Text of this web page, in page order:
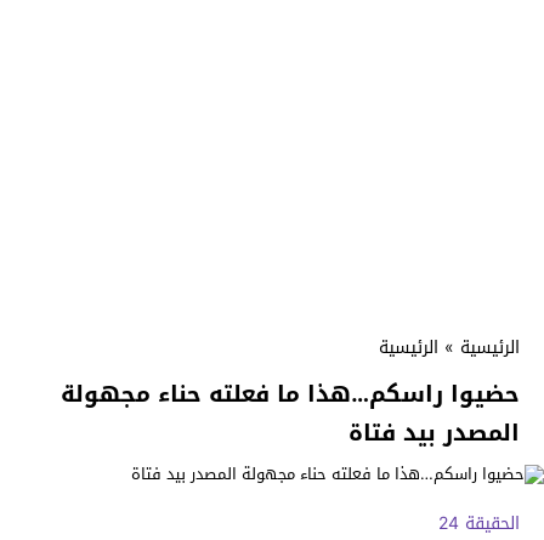
الرئيسية » الرئيسية
حضيوا راسكم…هذا ما فعلته حناء مجهولة
المصدر بيد فتاة
الحقيقة 24